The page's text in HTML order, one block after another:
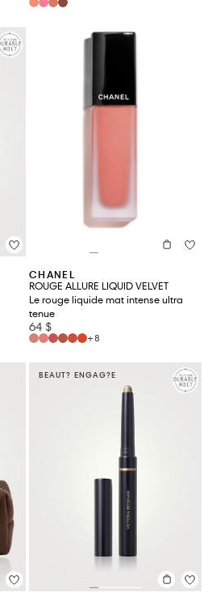
CHANEL
ROUGE ALLURE LIQUID VELVET
Le rouge liquide mat intense ultra
tenue
64 $
+8
BEAUT? ENGAG?E